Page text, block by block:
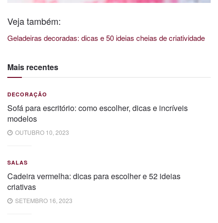
Veja também:
Geladeiras decoradas: dicas e 50 ideias cheias de criatividade
Mais recentes
DECORAÇÃO
Sofá para escritório: como escolher, dicas e incríveis
modelos
OUTUBRO 10, 2023
SALAS
Cadeira vermelha: dicas para escolher e 52 ideias
criativas
SETEMBRO 16, 2023